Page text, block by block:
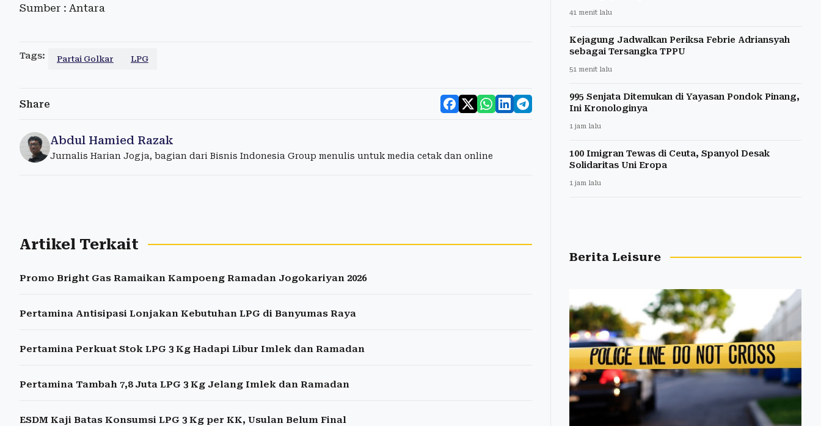
Sumber : Antara
Tags: Partai Golkar LPG
Share
Abdul Hamied Razak
Jurnalis Harian Jogja, bagian dari Bisnis Indonesia Group menulis untuk media cetak dan online
Artikel Terkait
Promo Bright Gas Ramaikan Kampoeng Ramadan Jogokariyan 2026
Pertamina Antisipasi Lonjakan Kebutuhan LPG di Banyumas Raya
Pertamina Perkuat Stok LPG 3 Kg Hadapi Libur Imlek dan Ramadan
Pertamina Tambah 7,8 Juta LPG 3 Kg Jelang Imlek dan Ramadan
ESDM Kaji Batas Konsumsi LPG 3 Kg per KK, Usulan Belum Final
41 menit lalu
Kejagung Jadwalkan Periksa Febrie Adriansyah
sebagai Tersangka TPPU
51 menit lalu
995 Senjata Ditemukan di Yayasan Pondok Pinang,
Ini Kronologinya
1 jam lalu
100 Imigran Tewas di Ceuta, Spanyol Desak
Solidaritas Uni Eropa
1 jam lalu
Berita Leisure